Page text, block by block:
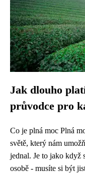
Jak dlouho
průvodce pro
Co je plná moc Plná
světě, který nám
jednal. Je to jako když
osobě - musíte si být